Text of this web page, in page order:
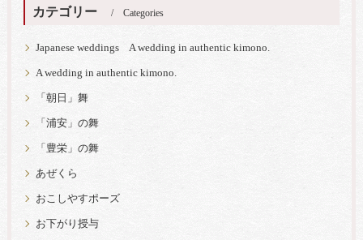
カテゴリー Categories
Japanese weddings A wedding in authentic kimono.
A wedding in authentic kimono.
「朝日」舞
「浦安」の舞
「豊栄」の舞
あぜくら
おこしやすポーズ
お下がり授与